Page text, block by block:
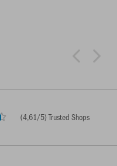
(4,61/5) Trusted Shops